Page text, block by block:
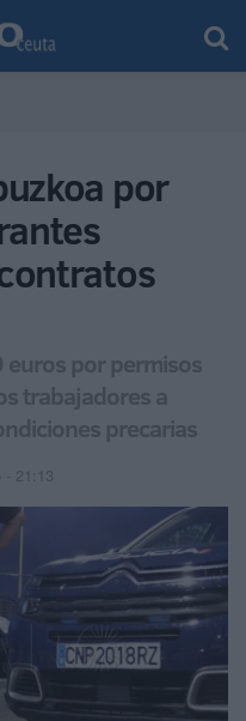
por
euros por permisos
trabajadores a
precarias
21:13